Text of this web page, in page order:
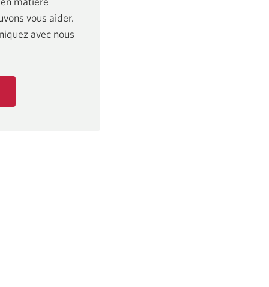
vous aider.
avec nous